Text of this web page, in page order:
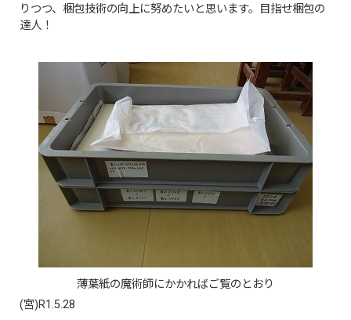
りつつ、梱包技術の向上に努めたいと思います。目指せ梱包の
達人！
薄葉紙の魔術師にかかればご覧のとおり
(宮)R1.5.28